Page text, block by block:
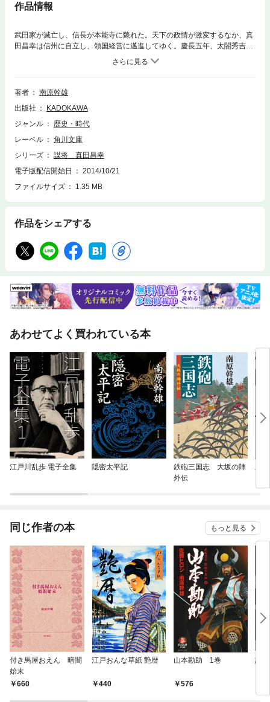
作品情報
武田家が滅亡し、信長が本能寺に斃れた。天下の政情が激変するなか、真
田昌幸は信州に自立し、領国経営に邁進してゆく。慶長五年、太閤秀吉の
遺命により、打倒家康に起った昌幸は、石田三成、直江兼続と連携し、次
男幸村とともに、徳川の大軍を上田城に拠って迎え撃つ。天下分け目の関
ヶ原に奇謀を揮った知将の戦国魂を描く、雄渾の大型歴史巨篇。
著者
南原幹雄
出版社
KADOKAWA
ジャンル
歴史・時代
レーベル
角川文庫
シリーズ
謀将 真田昌幸
電子版配信開始日
2014/10/21
ファイルサイズ
1.35 MB
作品をシェアする
あわせてよく買われている本
江戸川乱歩 電子全集 隠密太平記
鉄砲三国志 大坂の陣
外伝
三
同じ作者の本 もっと見る
付き馬屋おえん 暗闇
始末
660
江戸おんな草紙 艶暦
440
山本勘助 1巻
576
謎